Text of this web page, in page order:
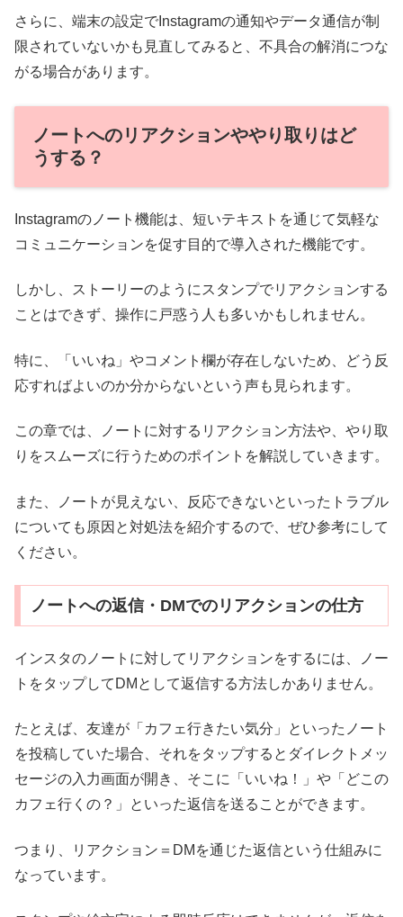
さらに、端末の設定でInstagramの通知やデータ通信が制
限されていないかも見直してみると、不具合の解消につな
がる場合があります。
ノートへのリアクションややり取りはど
うする？
Instagramのノート機能は、短いテキストを通じて気軽な
コミュニケーションを促す目的で導入された機能です。
しかし、ストーリーのようにスタンプでリアクションする
ことはできず、操作に戸惑う人も多いかもしれません。
特に、「いいね」やコメント欄が存在しないため、どう反
応すればよいのか分からないという声も見られます。
この章では、ノートに対するリアクション方法や、やり取
りをスムーズに行うためのポイントを解説していきます。
また、ノートが見えない、反応できないといったトラブル
についても原因と対処法を紹介するので、ぜひ参考にして
ください。
ノートへの返信・DMでのリアクションの仕方
インスタのノートに対してリアクションをするには、ノー
トをタップしてDMとして返信する方法しかありません。
たとえば、友達が「カフェ行きたい気分」といったノート
を投稿していた場合、それをタップするとダイレクトメッ
セージの入力画面が開き、そこに「いいね！」や「どこの
カフェ行くの？」といった返信を送ることができます。
つまり、リアクション＝DMを通じた返信という仕組みに
なっています。